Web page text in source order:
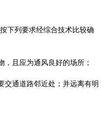
下列要求经综合技术比较确
，且应为通风良好的场所；
交通道路邻近处；并远离有明